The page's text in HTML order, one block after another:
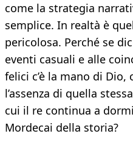
come la strategia
semplice. In realtà è
pericolosa. Perché se
eventi casuali e alle
felici c’è la mano di
l’assenza di quella
cui il re continua a
Mordecai della storia?